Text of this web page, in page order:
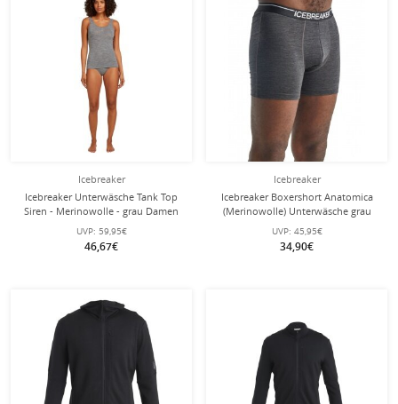
Icebreaker
Icebreaker Unterwäsche Tank Top
Siren - Merinowolle - grau Damen
UVP: 59,95€
46,67€
Icebreaker
Icebreaker Boxershort Anatomica
(Merinowolle) Unterwäsche grau
Herren
UVP: 45,95€
34,90€